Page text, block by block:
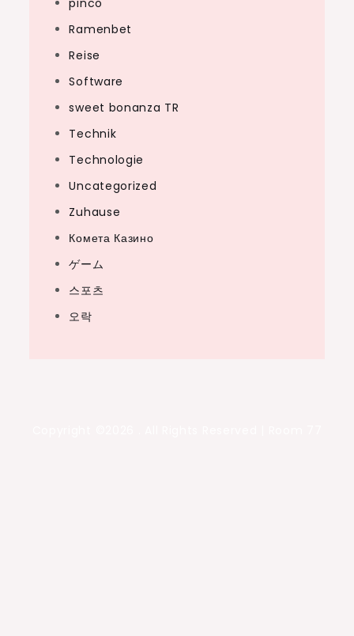
Ramenbet
Reise
Software
sweet bonanza TR
Technik
Technologie
Uncategorized
Zuhause
Комета Казино
ゲーム
스포츠
오락